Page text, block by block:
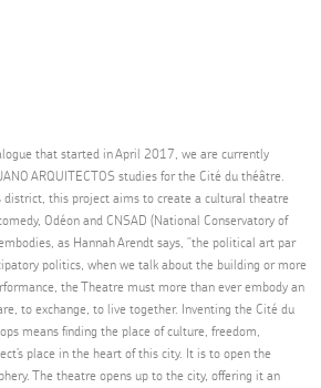
that started in April 2017, we are currently
ARQUITECTOS studies for the Cité du théâtre.
district, this project aims to create a cultural theatre
Odéon and CNSAD (National Conservatory of
as Hannah Arendt says, "the political art par
politics, when we talk about the building or more
the Theatre must more than ever embody an
to exchange, to live together. Inventing the Cité du
means finding the place of culture, freedom,
place in the heart of this city. It is to open the
The theatre opens up to the city, offering it an